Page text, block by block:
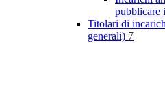
pubblicare
Titolari di
generali) 7